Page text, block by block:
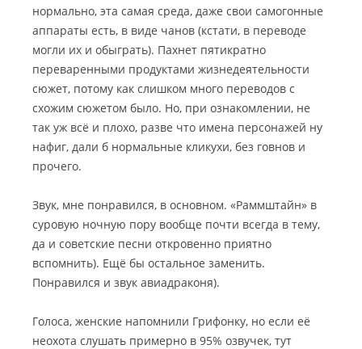
нормально, эта самая среда, даже свои самогонные
аппараты есть, в виде чанов (кстати, в переводе
могли их и обыграть). Пахнет пятикратно
переваренными продуктами жизнедеятельности
сюжет, потому как слишком много переводов с
схожим сюжетом было. Но, при ознакомлении, не
так уж всё и плохо, разве что имена персонажей ну
нафиг, дали б нормальные кликухи, без говнов и
прочего.
Звук, мне понравился, в основном. «Раммштайн» в
суровую ночную пору вообще почти всегда в тему,
да и советские песни откровенно приятно
вспомнить). Ещё бы остальное заменить.
Понравился и звук авиадраконя).
Голоса, женские напомнили Грифонку, но если её
неохота слушать примерно в 95% озвучек, тут